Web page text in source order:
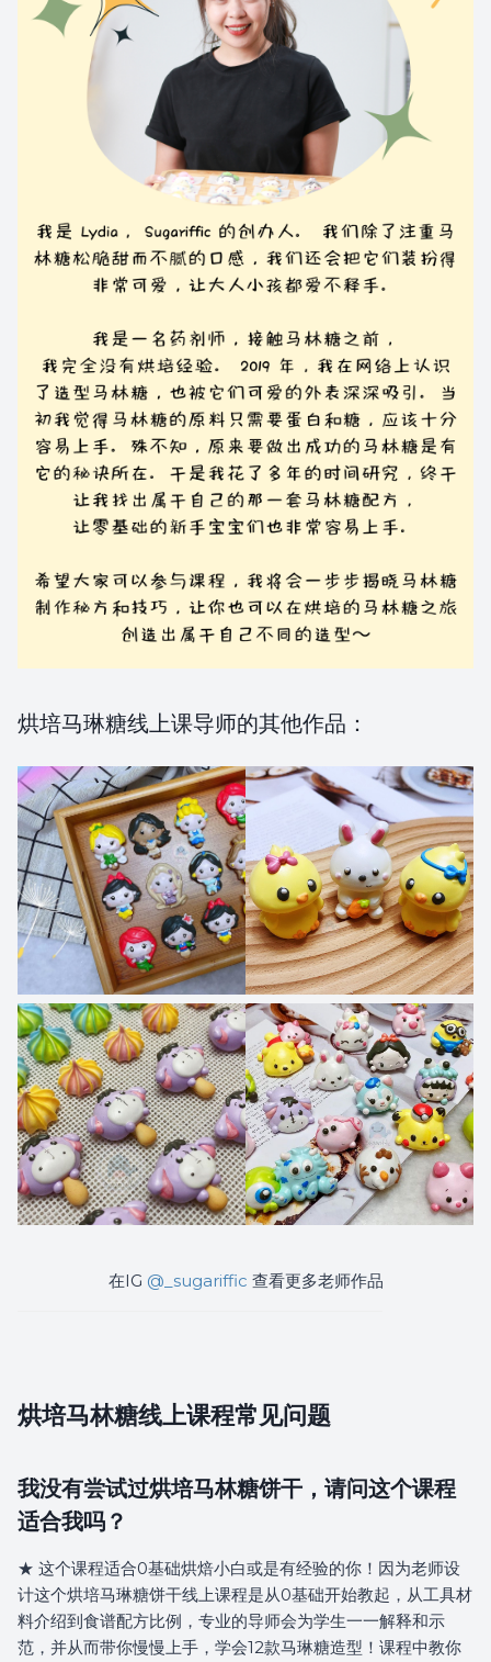
烘培马琳糖线上课导师的其他作品：
在IG @_sugariffic 查看更多老师作品
烘培马林糖线上课程常见问题
我没有尝试过烘培马林糖饼干，请问这个课程
适合我吗？
★ 这个课程适合0基础烘焙小白或是有经验的你！因为老师设
计这个烘培马琳糖饼干线上课程是从0基础开始教起，从工具材
料介绍到食谱配方比例，专业的导师会为学生一一解释和示
范，并从而带你慢慢上手，学会12款马琳糖造型！课程中教你